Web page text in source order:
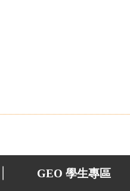
GEO 學生專區